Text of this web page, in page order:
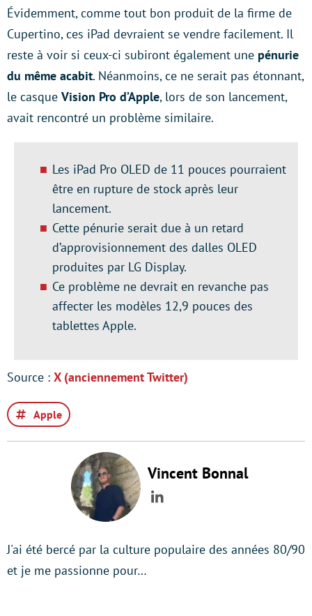
Évidemment, comme tout bon produit de la firme de
Cupertino, ces iPad devraient se vendre facilement. Il
reste à voir si ceux-ci subiront également une pénurie
du même acabit. Néanmoins, ce ne serait pas étonnant,
le casque Vision Pro d’Apple, lors de son lancement,
avait rencontré un problème similaire.
Les iPad Pro OLED de 11 pouces pourraient
être en rupture de stock après leur
lancement.
Cette pénurie serait due à un retard
d’approvisionnement des dalles OLED
produites par LG Display.
Ce problème ne devrait en revanche pas
affecter les modèles 12,9 pouces des
tablettes Apple.
Source : X (anciennement Twitter)
Apple
Vincent Bonnal
LinkedIn
J'ai été bercé par la culture populaire des années 80/90
et je me passionne pour…